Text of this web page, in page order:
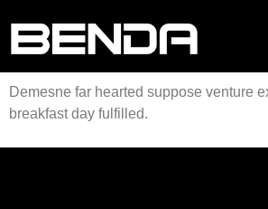
Demesne far hearted suppose venture
breakfast day fulfilled.